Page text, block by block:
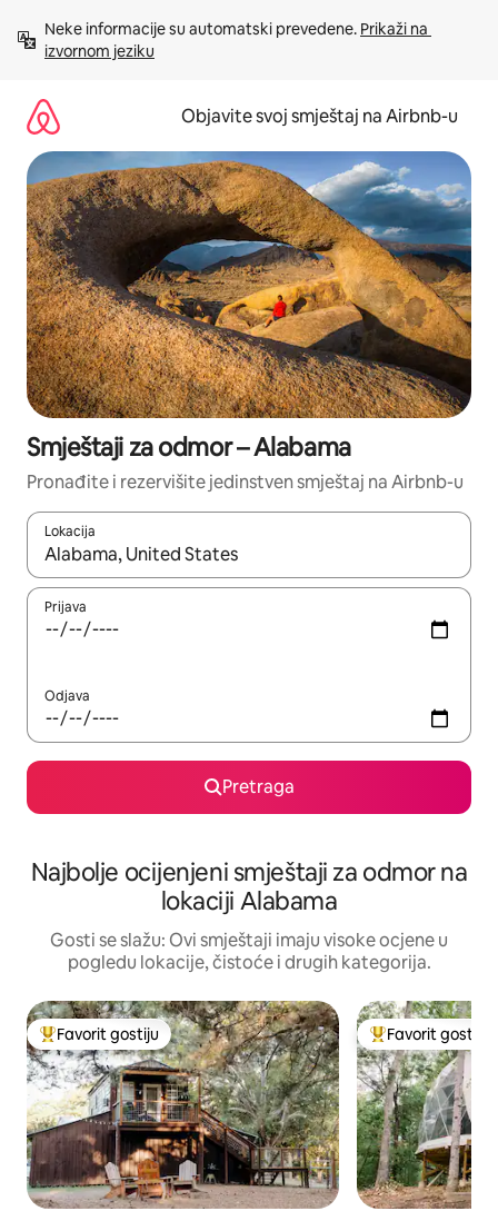
sadržaj
Neke informacije su automatski prevedene. Prikaži na
izvornom jeziku
Objavite svoj smještaj na Airbnb-u
Smještaji za odmor – Alabama
Pronađite i rezervišite jedinstven smještaj na Airbnb-u
Lokacija
Kad su rezultati dostupni, možete da se krećete kroz njih
Prijava
Odjava
Pretraga
Najbolje ocijenjeni smještaji za odmor na
lokaciji Alabama
Gosti se slažu: Ovi smještaji imaju visoke ocjene u
pogledu lokacije, čistoće i drugih kategorija.
Glavni favorit gostiju
Favorit gostiju Glavni favorit
Favorit gostiju